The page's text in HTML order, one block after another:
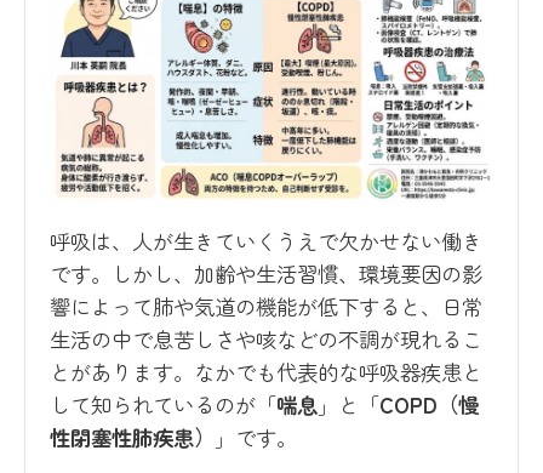
呼吸は、人が生きていくうえで欠かせない働き
です。しかし、加齢や生活習慣、環境要因の影
響によって肺や気道の機能が低下すると、日常
生活の中で息苦しさや咳などの不調が現れるこ
とがあります。なかでも代表的な呼吸器疾患と
して知られているのが「喘息」と「COPD（慢
性閉塞性肺疾患）
」です。